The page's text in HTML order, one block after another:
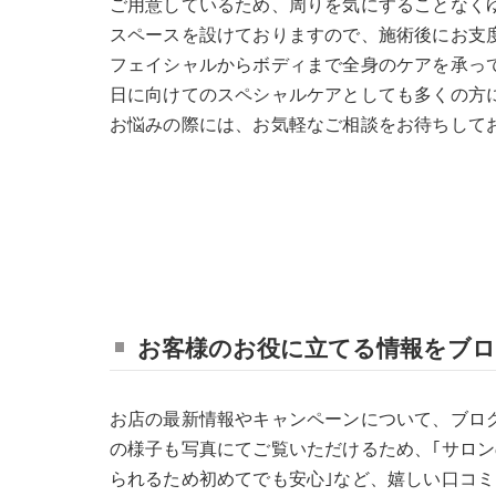
ご用意しているため、周りを気にすることな
スペースを設けておりますので、施術後にお
フェイシャルからボディまで全身のケアを承
日に向けてのスペシャルケアとしても多くの
お悩みの際には、お気軽なご相談をお待ちして
お客様のお役に立てる情報をブ
お店の最新情報やキャンペーンについて、ブ
の様子も写真にてご覧いただけるため、｢サロ
られるため初めてでも安心｣など、嬉しい口コ